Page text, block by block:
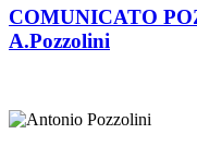
COMUNICATO
A.Pozzolini